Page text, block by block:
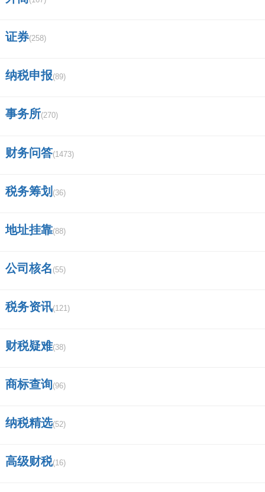
证券(258)
纳税申报(89)
事务所(270)
财务问答(1473)
税务筹划 (36)
地址挂靠(88)
公司核名 (55)
税务资讯(121)
财税疑难(38)
商标查询(96)
纳税精选(52)
高级财税(16)